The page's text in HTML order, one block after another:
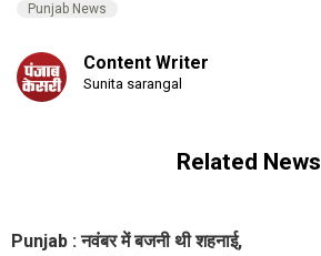
Punjab News
Content Writer
Sunita sarangal
Related News
Punjab : नवंबर में बजनी थी शहनाई,